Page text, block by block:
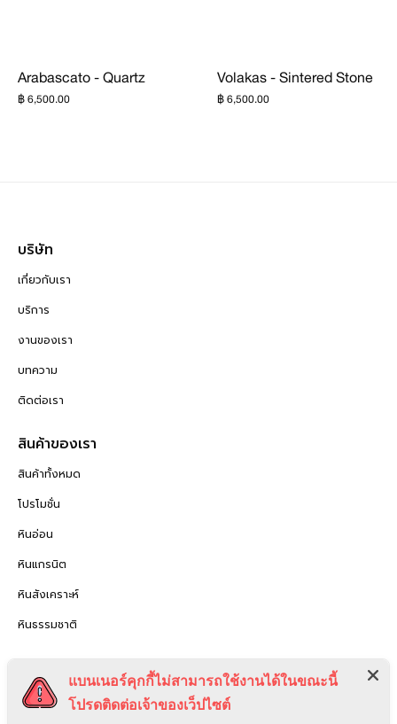
Arabascato - Quartz
฿ 6,500.00
Volakas - Sintered Stone
฿ 6,500.00
บริษัท
เกี่ยวกับเรา
บริการ
งานของเรา
บทความ
ติดต่อเรา
สินค้าของเรา
สินค้าทั้งหมด
โปรโมชั่น
หินอ่อน
หินแกรนิต
หินสังเคราะห์
หินธรรมชาติ
นโยบายความเป็นส่วนตัว
แบนเนอร์คุกกี้ไม่สามารถใช้งานได้ในขณะนี้
โปรดติดต่อเจ้าของเว็ปไซต์